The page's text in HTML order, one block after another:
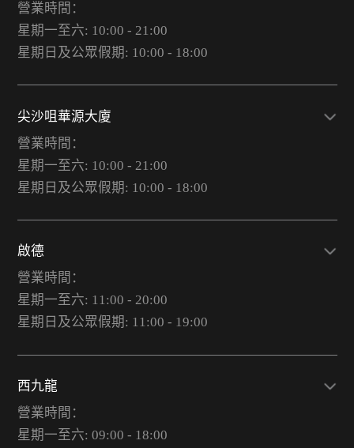
營業時間：
星期一至六: 10:00 - 21:00
星期日及公眾假期: 10:00 - 18:00
尖沙咀華源大廈
營業時間：
星期一至六: 10:00 - 21:00
星期日及公眾假期: 10:00 - 18:00
啟德
營業時間：
星期一至六: 11:00 - 20:00
星期日及公眾假期: 11:00 - 19:00
西九龍
營業時間：
星期一至六: 09:00 - 18:00